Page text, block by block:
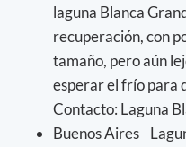
laguna Blanca
recuperación, con
tamaño, pero aún
esperar el frío para
Contacto: Laguna
Buenos Aires